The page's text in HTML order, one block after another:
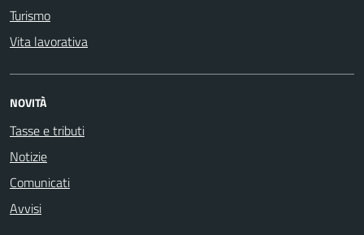
Turismo
Vita lavorativa
NOVITÀ
Tasse e tributi
Notizie
Comunicati
Avvisi